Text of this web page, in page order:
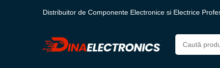
Distribuitor de Componente Electronice si Electrice